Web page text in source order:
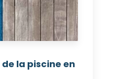
la piscine en